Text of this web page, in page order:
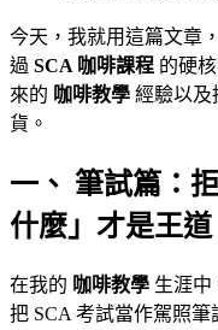
今天，我就用這篇文章
過 SCA 咖啡課程 的硬
來的 咖啡教學 經驗以及
貨。
一、 筆試篇：
什麼」才是王道
在我的 咖啡教學 生涯中
把 SCA 考試當作駕照